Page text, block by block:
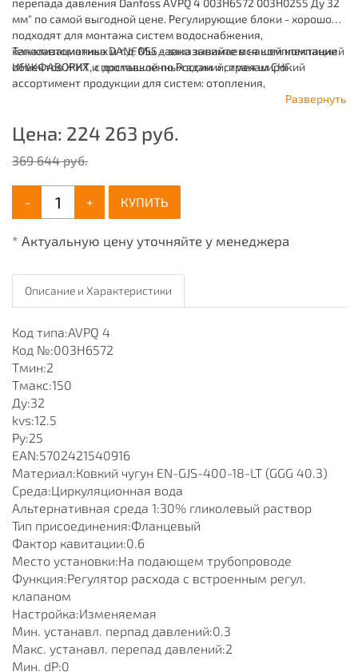
перепада давления Danfoss AVPQ 4 003H6572 003H0255 Ду 32
мм" по самой выгодной цене. Регулирующие блоки - хорошо
подходят для монтажа систем водоснабжения,
канализационных и т.д. Мы давно занимаемся комплектацией
объектов ЖКХ и промышленных зданий, имея широкий
ассортимент продукции для систем: отопления,
Теплоавтоматика DANFOSS - заказывайте в нашей компании
ИНЖФАВОРИТ, с доставкой по России и странам СНГ.
Развернуть
Цена: 224 263 руб.
369 644 руб.
- + КУПИТЬ
* Актуальную цену уточняйте у менеджера
Описание и Характеристики
Код типа:AVPQ 4
Код №:003H6572
Тмин:2
Тмакс:150
Ду:32
kvs:12.5
Ру:25
EAN:5702421540916
Материал:Ковкий чугун EN-GJS-400-18-LT (GGG 40.3)
Среда:Циркуляционная вода
Альтернативная среда 1:30% гликолевый раствор
Тип присоединения:Фланцевый
Фактор кавитации:0.6
Место установки:На подающем трубопроводе
Функция:Регулятор расхода с встроенным регул.
клапаном
Настройка:Изменяемая
Мин. устанавл. перпад давлений:0.3
Макс. устанавл. перепад давлений:2
Мин. dP:0